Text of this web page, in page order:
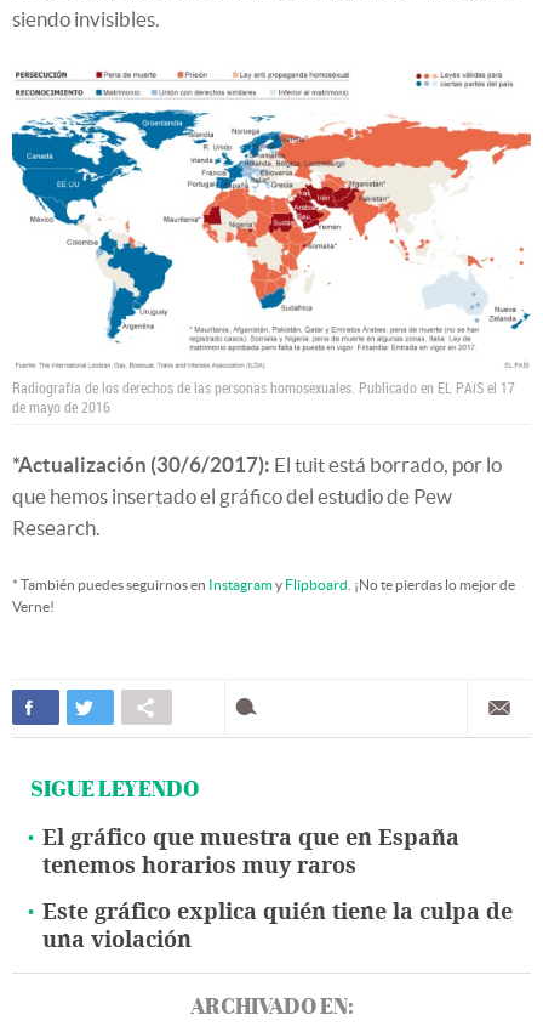
siendo invisibles.
Radiografía de los derechos de las personas homosexuales. Publicado en EL PAíS el 17
de mayo de 2016
*Actualización (30/6/2017): El tuit está borrado, por lo
que hemos insertado el gráfico del estudio de Pew
Research.
* También puedes seguirnos en Instagramy Flipboard . ¡No te pierdas lo mejor de
Verne!
SIGUE LEYENDO
El gráfico que muestra que en España
tenemos horarios muy raros
Este gráfico explica quién tiene la culpa de
una violación
ARCHIVADO EN: